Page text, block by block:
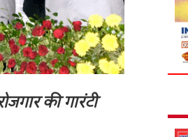
की गारंटी